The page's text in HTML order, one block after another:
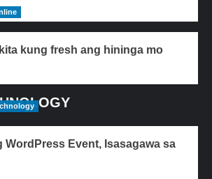
kung fresh ang hininga mo
WordPress Event, Isasagawa sa